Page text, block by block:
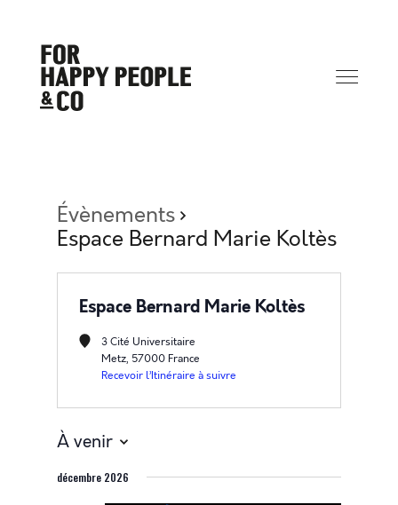
Évènements
Espace Bernard Marie Koltès
Espace Bernard Marie Koltès
3 Cité Universitaire
Metz, 57000 France
Recevoir l’Itinéraire à suivre
À venir
décembre 2026